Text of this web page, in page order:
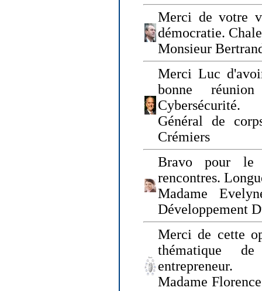
Merci de votre
démocratie.
Monsieur
Merci Luc
bonne
Cybersécurité.
Général de
Crémiers
Bravo pour le
rencontres.
Madame
Développement
Merci de cette
thématique
entrepreneur.
Madame